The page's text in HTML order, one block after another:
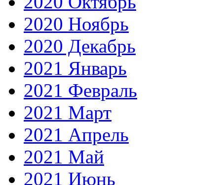
2020 Ноябрь
2020 Декабрь
2021 Январь
2021 Февраль
2021 Март
2021 Апрель
2021 Май
2021 Июнь